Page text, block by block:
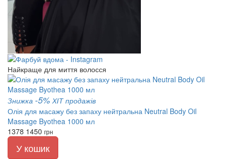
Найкраще для миття волосся
Знижка -5% ХІТ продажів
Олія для масажу без запаху нейтральна Neutral Body Oil
Massage Byothea 1000 мл
1378 1450 грн
У кошик